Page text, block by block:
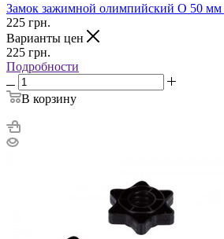
Замок зажимной олимпийский O 50
225 грн.
Варианты цен
225 грн.
Подробности
В корзину